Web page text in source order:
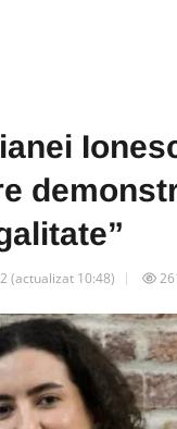
(actualizat 10:48)